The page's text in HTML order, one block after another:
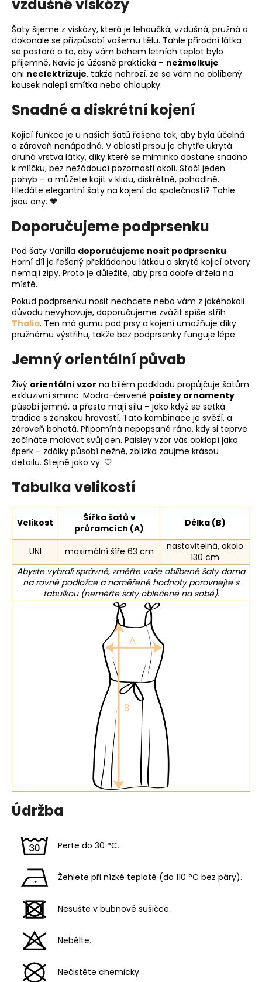
vzdušné viskózy
Šaty šijeme z viskózy, která je lehoučká, vzdušná, pružná a
dokonale se přizpůsobí vašemu tělu. Tahle přírodní látka
se postará o to, aby vám během letních teplot bylo
příjemně. Navíc je úžasně praktická – nežmolkuje
ani neelektrizuje, takže nehrozí, že se vám na oblíbený
kousek nalepí smítka nebo chloupky.
Snadné a diskrétní kojení
Kojicí funkce je u našich šatů řešena tak, aby byla účelná
a zároveň nenápadná. V oblasti prsou je chytře ukrytá
druhá vrstva látky, díky které se miminko dostane snadno
k mlíčku, bez nežádoucí pozornosti okolí. Stačí jeden
pohyb – a můžete kojit v klidu, diskrétně, pohodlně.
Hledáte elegantní šaty na kojení do společnosti? Tohle
jsou ony. 🧡
Doporučujeme podprsenku
Pod šaty Vanilla doporučujeme nosit podprsenku.
Horní díl je řešený překládanou látkou a skryté kojicí otvory
nemají zipy. Proto je důležité, aby prsa dobře držela na
místě.
Pokud podprsenku nosit nechcete nebo vám z jakéhokoli
důvodu nevyhovuje, doporučujeme zvážit spíše střih
Thalia. Ten má gumu pod prsy a kojení umožňuje díky
pružnému výstřihu, takže bez podprsenky funguje lépe.
Jemný orientální půvab
Živý orientální vzor na bílém podkladu propůjčuje šatům
exkluzivní šmrnc. Modro-červené paisley ornamenty
působí jemně, a přesto mají sílu – jako když se setká
tradice s ženskou hravostí. Tato kombinace je svěží, a
zároveň bohatá. Připomíná nepopsané ráno, kdy si teprve
začínáte malovat svůj den. Paisley vzor vás obklopí jako
šperk – zdálky působí nežně, zblízka zaujme krásou
detailu. Stejně jako vy. 🤍
Tabulka velikostí
Velikost
Šířka šatů v
průramcích (A)
Délka (B)
UNI maximální šíře 63 cm
nastavitelná, okolo
130 cm
Abyste vybrali správně, změřte vaše oblíbené šaty doma
na rovné podložce a naměřené hodnoty porovnejte s
tabulkou (neměřte šaty oblečené na sobě).
Údržba
Perte do 30 °C.
Žehlete při nízké teplotě (do 110 °C bez páry).
Nesušte v bubnové sušičce.
Nebělte.
Nečistěte chemicky.